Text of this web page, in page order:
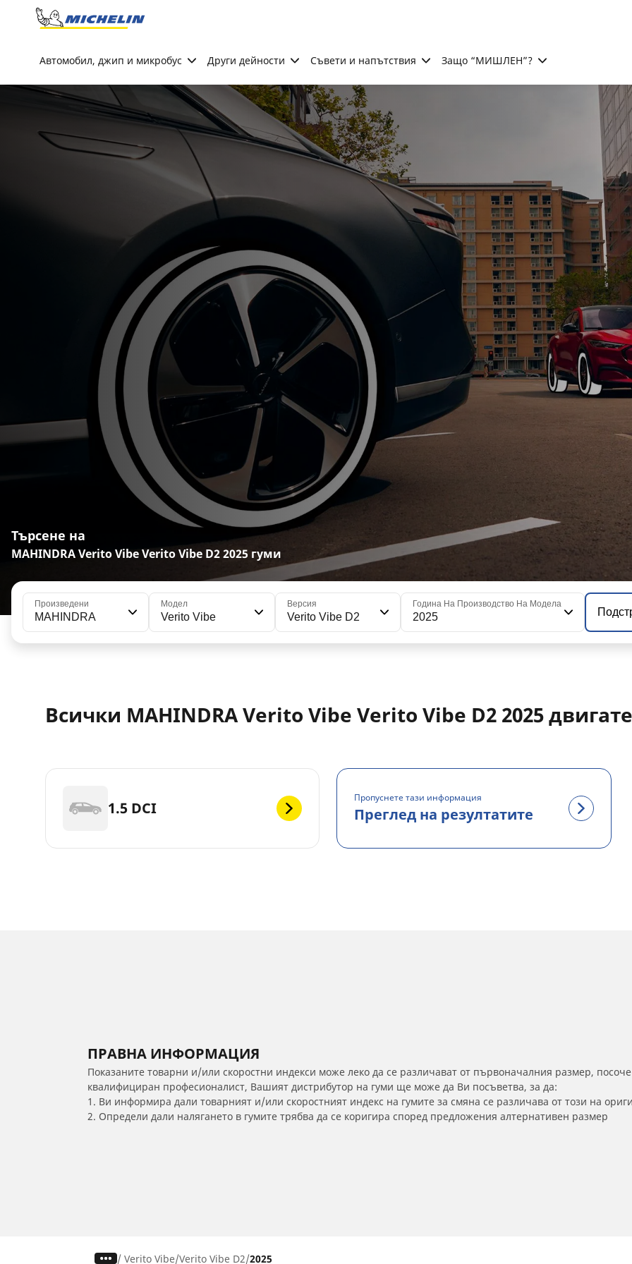
Go to page content
Автомобил, джип и микробус Други дейности Съвети и напътствия Защо “МИШЛЕН”?
Търсене на
MAHINDRA Verito Vibe Verito Vibe D2 2025 гуми
Произведени
MAHINDRA
Модел
Verito Vibe
Версия
Verito Vibe D2
Година На Производство На Модела
2025
Всички MAHINDRA Verito Vibe Verito Vibe D2 2025
1.5 DCI
Пропуснете тази информация
Преглед на резултатите
ПРАВНА ИНФОРМАЦИЯ
Показаните товарни и/или скоростни индекси може леко да се различават от първоначалния размер,
квалифициран професионалист, Вашият дистрибутор на гуми ще може да Ви посъветва, за да:
1. Ви информира дали товарният и/или скоростният индекс на гумите за смяна се различава от този на
2. Определи дали налягането в гумите трябва да се коригира според предложения алтернативен размер
/ Verito Vibe Verito Vibe D2 2025